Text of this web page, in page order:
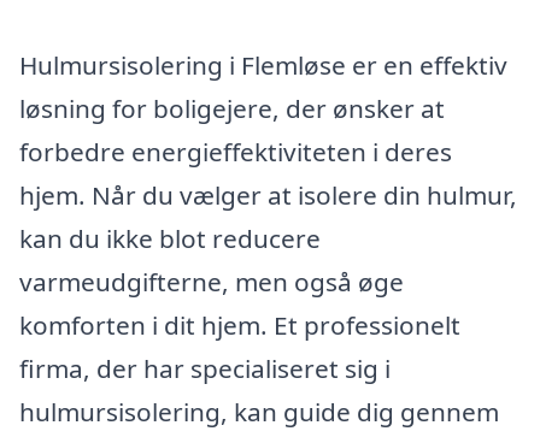
Hulmursisolering i Flemløse er en effektiv
løsning for boligejere, der ønsker at
forbedre energieffektiviteten i deres
hjem. Når du vælger at isolere din hulmur,
kan du ikke blot reducere
varmeudgifterne, men også øge
komforten i dit hjem. Et professionelt
firma, der har specialiseret sig i
hulmursisolering, kan guide dig gennem